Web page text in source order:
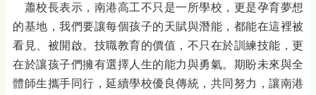
蕭校長表示，南港高工不只是一所學校，更是孕育夢想
的基地，我們要讓每個孩子的天賦與潛能，都能在這裡被
看見、被開啟。技職教育的價值，不只在於訓練技能，更
在於讓孩子們擁有選擇人生的能力與勇氣。期盼未來與全
體師生攜手同行，延續學校優良傳統，共同努力，讓南港